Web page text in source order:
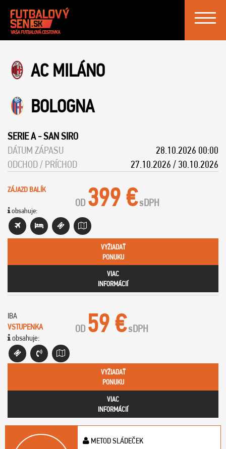
Toggle
AC MILÁNO
BOLOGNA
SERIE A-SAN SIRO
DÁTUM ZÁPASU
28.10.2026 00:00
ODCHOD / PRÍCHOD
27.10.2026 / 30.10.2026
ZÁJAZD BALÍK
obsahuje:
OD 399 €sDPH
VYŽIADAŤ
PONUKU
VIAC
INFORMÁCIÍ
IBA
VSTUPENKA
obsahuje:
OD 59 €sDPH
VYŽIADAŤ
PONUKU
VIAC
INFORMÁCIÍ
METOD SLÁDEČEK